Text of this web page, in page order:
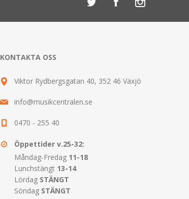
KONTAKTA OSS
Viktor Rydbergsgatan 40, 352 46 Växjö
info@musikcentralen.se
0470 - 255 40
Öppettider v.25-32:
Måndag-Fredag 11-18
Lunchstängt 13-14
Lördag STÄNGT
Söndag STÄNGT